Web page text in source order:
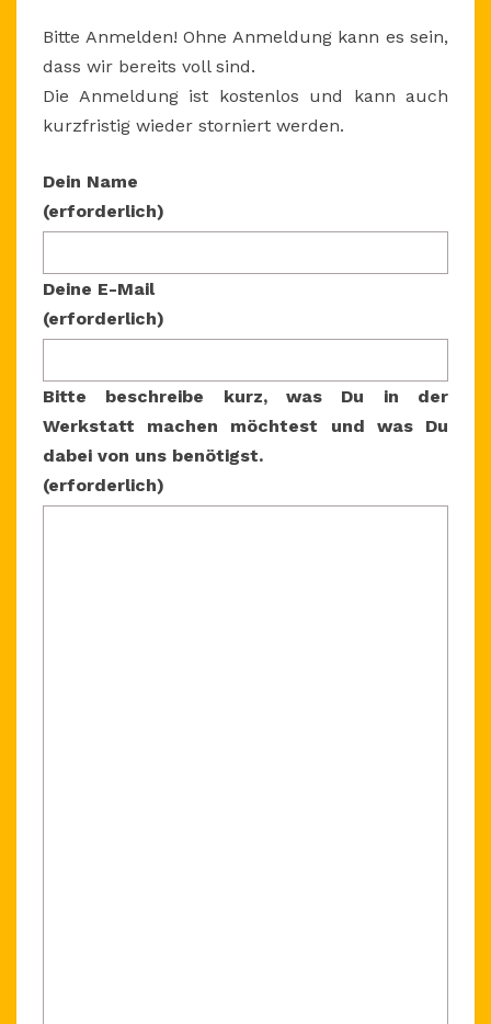
Bitte Anmelden! Ohne Anmeldung kann es sein,
dass wir bereits voll sind.
Die Anmeldung ist kostenlos und kann auch
kurzfristig wieder storniert werden.
Dein Name
(erforderlich)
Deine E-Mail
(erforderlich)
Bitte beschreibe kurz, was Du in der
Werkstatt machen möchtest und was Du
dabei von uns benötigst.
(erforderlich)